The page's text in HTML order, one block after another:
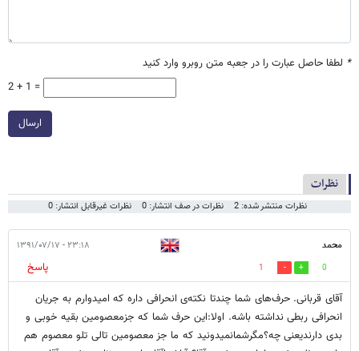
* لطفا حاصل عبارت را در جعبه متن روبرو وارد کنید
2 + 1 =
ارسال
نظرات
نظرات منتشر شده: 2 نظرات در صف انتشار: 0 نظرات غیرقابل انتشار: 0
محمد ۲۳:۱۸ - ۱۳۹۱/۰۷/۱۷
0
1
پاسخ
آقای قربانی. حرف‌های شما چندتا نکته‌ی انحرافی داره که امیدوارم به جریان
انحرافی ربطی نداشته باشه. اولا:این حرف شما که جزمعصومین بقیه خوبی و
بدی دارندیعنی چه؟مگرشمانمیدونید که ما جز معصومین تالی تلو معصوم هم